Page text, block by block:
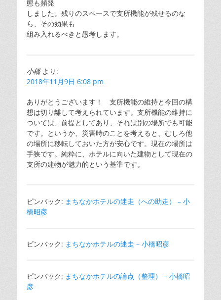
態も頻発
しました。残りのスペースで支所機能が残せるのな
ら、その効果も
組み入れるべきと愚考します。
小橋 より:
2018年11月9日 6:08 pm
ありがとうございます！ 支所機能の維持と今回の構
想は切り離して考えられています。支所機能の維持に
ついては、前提としてあり、それは別の場所でも可能
です。というか、災害時のことを考えると、むしろ他
の場所に移転しておいた方が安心です。現在の場所は
手狭です。純粋に、ホテルに向いた建物として現在の
支所の建物が魅力的という基準です。
ピンバック: まちなかホテルの迷走（への助走） – 小
橋昭彦
ピンバック: まちなかホテルの迷走 – 小橋昭彦
ピンバック: まちなかホテルの論点（整理） – 小橋昭
彦